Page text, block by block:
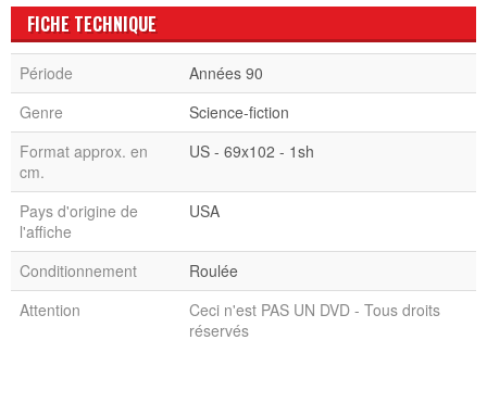
FICHE TECHNIQUE
Période
Années 90
Genre
Science-fiction
Format approx. en
cm.
US - 69x102 - 1sh
Pays d'origine de
l'affiche
USA
Conditionnement
Roulée
Attention
Ceci n'est PAS UN DVD - Tous droits
réservés